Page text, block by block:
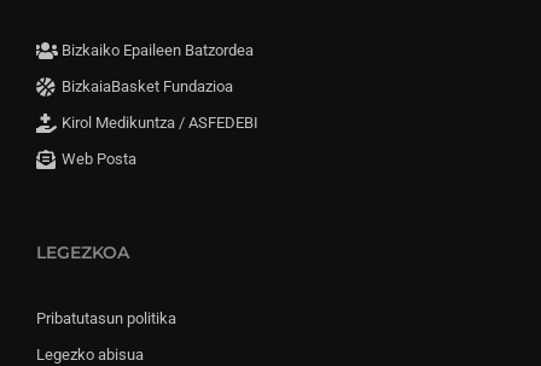
Bizkaiko Epaileen Batzordea
BizkaiaBasket Fundazioa
Kirol Medikuntza / ASFEDEBI
Web Posta
LEGEZKOA
Pribatutasun politika
Legezko abisua